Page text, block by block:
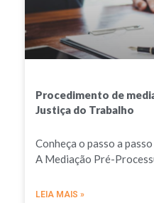
Procedimento de
Justiça do Trabalho
Conheça o passo a
A Mediação Pré-
LEIA MAIS »